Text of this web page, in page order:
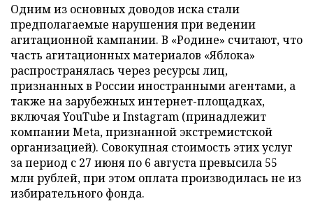
Одним из основных доводов иска стали
предполагаемые нарушения при ведении
агитационной кампании. В «Родине» считают, что
часть агитационных материалов «Яблока»
распространялась через ресурсы лиц,
признанных в России иностранными агентами, а
также на зарубежных интернет-площадках,
включая YouTube и Instagram (принадлежит
компании Meta, признанной экстремистской
организацией). Совокупная стоимость этих услуг
за период с 27 июня по 6 августа превысила 55
млн рублей, при этом оплата производилась не из
избирательного фонда.